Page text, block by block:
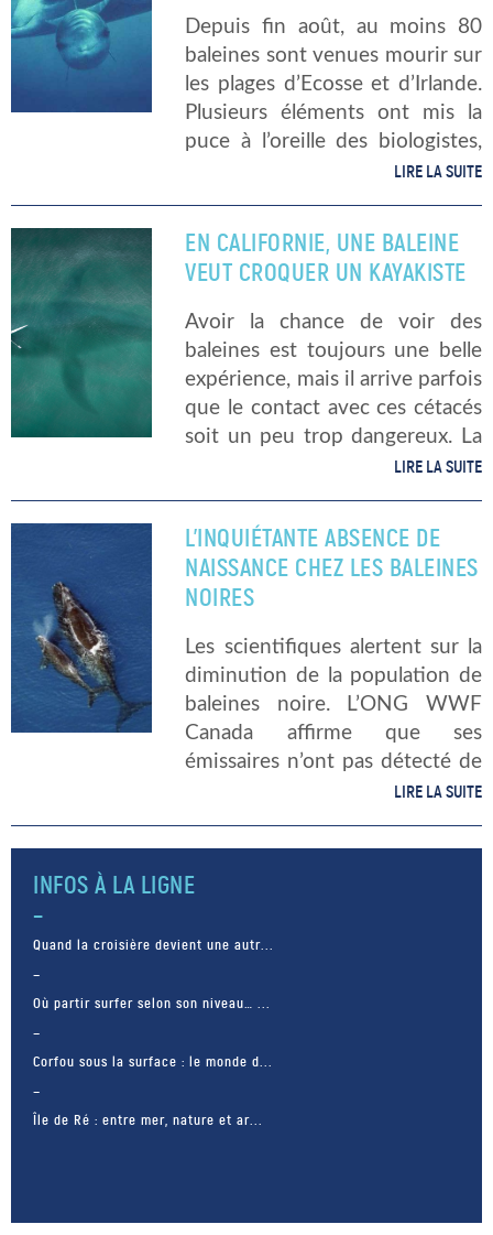
Depuis fin août, au moins 80
baleines sont venues mourir sur
les plages d’Ecosse et d’Irlande.
Plusieurs éléments ont mis la
puce à l’oreille des biologistes,
estimant qu’il se passait
Premièrement, habituellement il
ne s’échoue […]
LIRE LA SUITE
EN CALIFORNIE, UNE BALEINE
VEUT CROQUER UN KAYAKISTE
Avoir la chance de voir des
baleines est toujours une belle
expérience, mais il arrive parfois
que le contact avec ces cétacés
soit un peu trop dangereux. La
scène s’est déroulée fin juillet
qu’il […]
LIRE LA SUITE
L’INQUIÉTANTE ABSENCE DE
NAISSANCE CHEZ LES BALEINES
NOIRES
Les scientifiques alertent sur la
diminution de la population de
baleines noire. L’ONG WWF
Canada affirme que ses
émissaires n’ont pas détecté de
traces de petits, « veaux », aux
dans l’Atlantique Nord. Or c’est
la […]
LIRE LA SUITE
INFOS À LA LIGNE
Quand la croisière devient une autr...
Où partir surfer selon son niveau… ...
Corfou sous la surface : le monde d...
Île de Ré : entre mer, nature et ar...